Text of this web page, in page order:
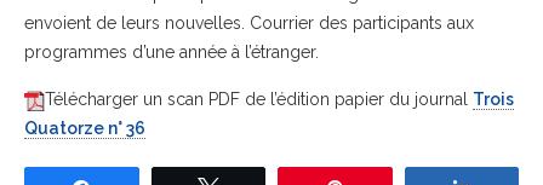
envoient de leurs nouvelles. Courrier des participants aux
programmes d’une année à l’étranger.
Télécharger un scan PDF de l’édition papier du journal Trois
Quatorze n° 36